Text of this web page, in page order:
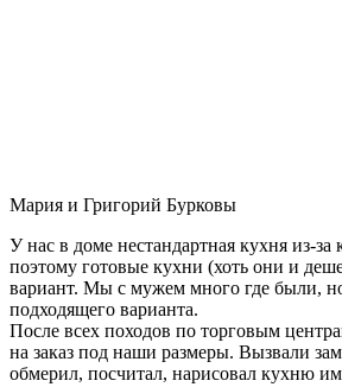
Мария и Григорий Бурковы
У нас в доме нестандартная кухня из-за
поэтому готовые кухни (хоть они и
вариант. Мы с мужем много где были,
подходящего варианта.
После всех походов по торговым
на заказ под наши размеры. Вызвали
обмерил, посчитал, нарисовал кухню